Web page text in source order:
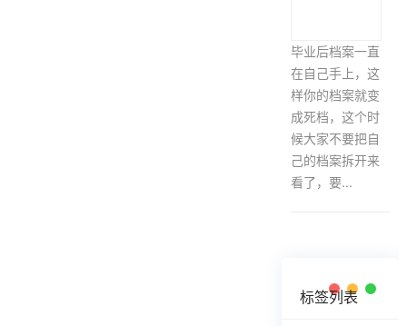
毕业后档案一直
在自己手上，这
样你的档案就变
成死档，这个时
候大家不要把自
己的档案拆开来
看了，要...
标签列表